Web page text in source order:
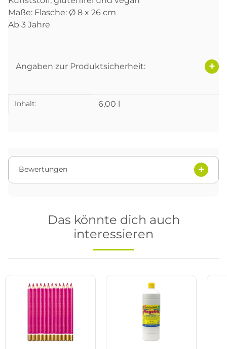
Maße: Flasche: Ø 8 x 26 cm
Ab 3 Jahre
Angaben zur Produktsicherheit:
Produkteigenschaft
Wert
Inhalt: 6,00 l
Bewertungen
Das könnte dich auch
interessieren